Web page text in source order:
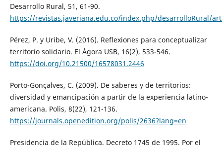
Desarrollo Rural, 51, 61-90.
https://revistas.javeriana.edu.co/index.php/desarrolloRural/
Pérez, P. y Uribe, V. (2016). Reflexiones para conceptualizar
territorio solidario. El Ágora USB, 16(2), 533-546.
https://doi.org/10.21500/16578031.2446
Porto-Gonçalves, C. (2009). De saberes y de territorios:
diversidad y emancipación a partir de la experiencia latino-
americana. Polis, 8(22), 121-136.
https://journals.openedition.org/polis/2636?lang=en
Presidencia de la República. Decreto 1745 de 1995. Por el